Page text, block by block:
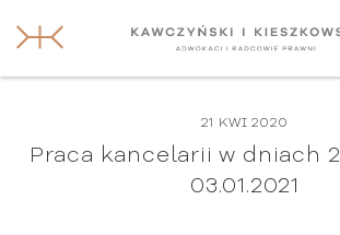
21 KWI 2020
Praca kancelarii w dniach
03.01.2021